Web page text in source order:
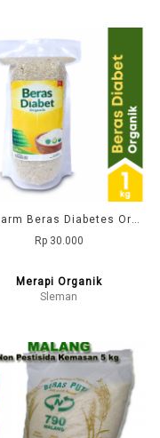
Wellfarm Beras Diabetes Organik
Rp 30.000
Merapi Organik
Sleman